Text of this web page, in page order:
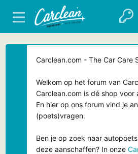
Carclean.com - The Car Care
Welkom op het forum van
Carclean.com is dé shop voor
En hier op ons forum vind je
(poets)vragen.
Ben je op zoek naar
deze aanschaffen? In onze